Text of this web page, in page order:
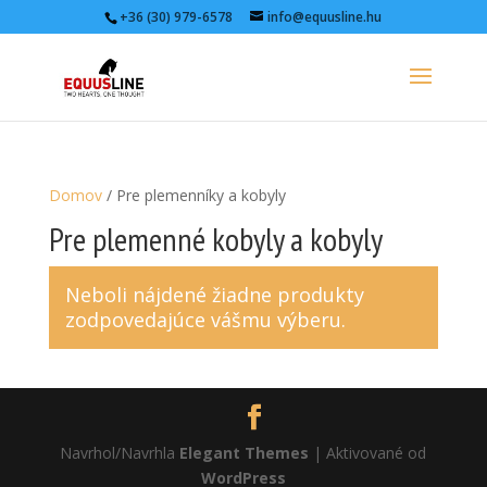
+36 (30) 979-6578 info@equusline.hu
Domov/ Pre plemenníky a kobyly
Pre plemenné kobyly a kobyly
Neboli nájdené žiadne produkty
zodpovedajúce vášmu výberu.
Navrhol/Navrhla Elegant Themes | Aktivované od
WordPress